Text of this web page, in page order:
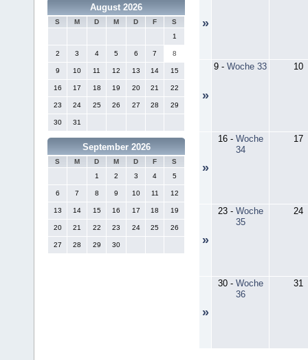
August 2026
S M D M D F
S
1
2 3 4 5 6 7 8
9 10 11 12 13 14 15
16 17 18 19 20 21 22
23 24 25 26 27 28 29
30 31
September 2026
S M D M D F
S
1
2 3 4 5
6 7 8 9 10 11 12
13 14 15 16 17 18 19
20 21 22 23 24 25 26
27 28 29 30
»
»
9 - Woche 33 10
»
16- Woche
34
17
»
23- Woche
35
24
»
30- Woche
36
31